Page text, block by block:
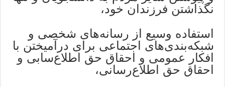
نگذاشتن فرزندان خود،
استفاده وسیع از رسانه‌های شخصی و
شبکه‌بندی‌های اجتماعی برای درآمیختن با
افکار عمومی و احقاق حق اطلاع‌سابی و
احقاق حق اطلاع‌رسانی،